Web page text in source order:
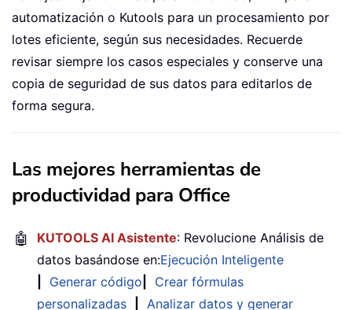
automatización o Kutools para un procesamiento por
lotes eficiente, según sus necesidades. Recuerde
revisar siempre los casos especiales y conserve una
copia de seguridad de sus datos para editarlos de
forma segura.
Las mejores herramientas de
productividad para Office
🤖 KUTOOLS AI Asistente: Revolucione Análisis de
datos basándose en:Ejecución Inteligente
Generar código
Crear fórmulas
personalizadas
Analizar datos y generar